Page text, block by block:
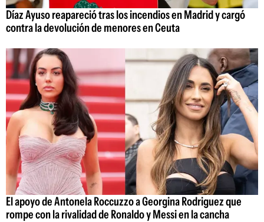
Díaz Ayuso reapareció tras los incendios en Madrid y cargó
contra la devolución de menores en Ceuta
El apoyo de Antonela Roccuzzo a Georgina Rodriguez que
rompe con la rivalidad de Ronaldo y Messi en la cancha